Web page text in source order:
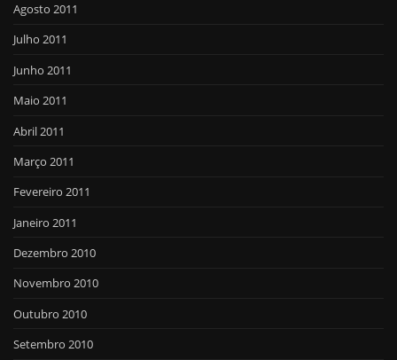
Agosto 2011
Julho 2011
Junho 2011
Maio 2011
Abril 2011
Março 2011
Fevereiro 2011
Janeiro 2011
Dezembro 2010
Novembro 2010
Outubro 2010
Setembro 2010